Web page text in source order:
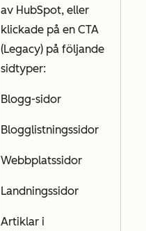
av HubSpot, eller
klickade på en CTA
(Legacy) på följande
sidtyper:
Blogg-sidor
Blogglistningssidor
Webbplatssidor
Landningssidor
Artiklar i